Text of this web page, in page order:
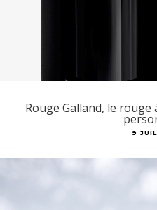
Rouge Galland, le rouge
9